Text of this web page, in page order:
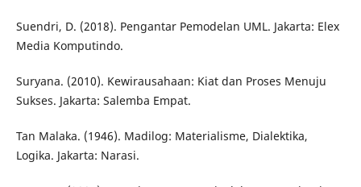
Suendri, D. (2018). Pengantar Pemodelan UML. Jakarta: Elex
Media Komputindo.
Suryana. (2010). Kewirausahaan: Kiat dan Proses Menuju
Sukses. Jakarta: Salemba Empat.
Tan Malaka. (1946). Madilog: Materialisme, Dialektika,
Logika. Jakarta: Narasi.